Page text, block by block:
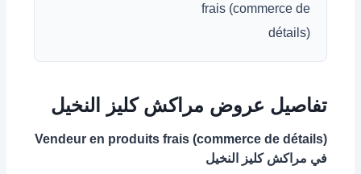
frais (commerce de
détails)
تفاصيل عروض مراكش كليز النخيل
Vendeur en produits frais (commerce de détails)
في مراكش كليز النخيل